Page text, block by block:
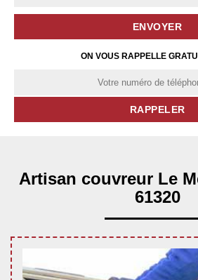
ON VOUS RAPPELLE
Artisan couvreur Le
61320